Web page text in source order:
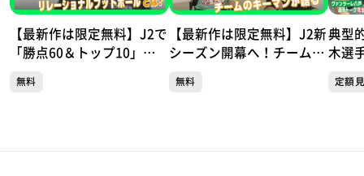
【最新作は限定無料】J2で
「勝点60＆トップ10」目
圭二新監督が掲げる「リレ
無料
【最新作は限定無料】J2新
シーズン開幕へ！チーム得
アプレー賞受賞の音泉選手
無料
典型
木選
選手
定額